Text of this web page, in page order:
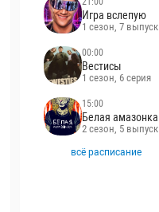
Игра вслепую
1 сезон, 7 выпуск
00:00
Вестисы
1 сезон, 6 серия
15:00
Белая амазонка
2 сезон, 5 выпуск
всё расписание